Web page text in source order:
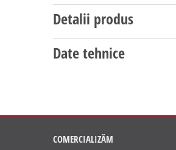
Detalii produs
Date tehnice
COMERCIALIZĂM